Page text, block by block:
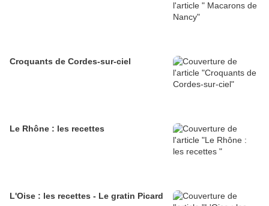
Croquants de Cordes-sur-ciel
Le Rhône : les recettes
L'Oise : les recettes - Le gratin Picard